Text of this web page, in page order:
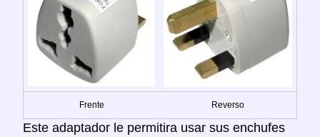
Frente Reverso
Este adaptador le permitira usar sus enchufes